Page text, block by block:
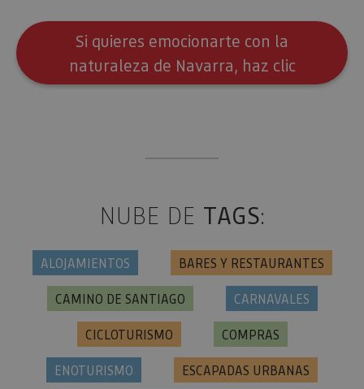
Si quieres emocionarte con la
naturaleza de Navarra, haz clic
NUBE DE TAGS:
ALOJAMIENTOS BARES Y RESTAURANTES
CAMINO DE SANTIAGO CARNAVALES
CICLOTURISMO COMPRAS
ENOTURISMO ESCAPADAS URBANAS